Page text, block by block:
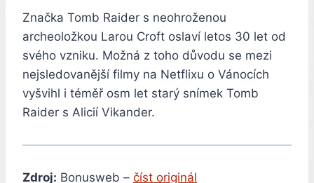
Značka Tomb Raider s neohroženou
archeoložkou Larou Croft oslaví letos 30 let od
svého vzniku. Možná z toho důvodu se mezi
nejsledovanější filmy na Netflixu o Vánocích
vyšvihl i téměř osm let starý snímek Tomb
Raider s Alicií Vikander.
Zdroj: Bonusweb – číst originál